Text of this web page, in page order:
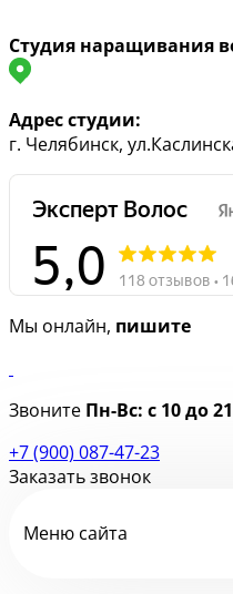
Студия наращивания
Адрес студии:
г. Челябинск,
Мы онлайн, пишите
Звоните Пн-Вс: с 10 до 21
+7 (900) 087-47-23
Заказать звонок
Меню сайта